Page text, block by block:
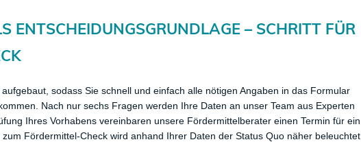
ENTSCHEIDUNGSGRUNDLAGE – SCHRITT FÜR
sodass Sie schnell und einfach alle nötigen Angaben in das Formular
Nach nur sechs Fragen werden Ihre Daten an unser Team aus Experten
Ihres Vorhabens vereinbaren unsere Fördermittelberater einen Termin für ein
Fördermittel-Check wird anhand Ihrer Daten der Status Quo näher beleuchtet